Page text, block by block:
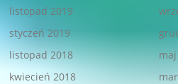
listopad 2019
styczeń 2019
listopad 2018
kwiecień 2018